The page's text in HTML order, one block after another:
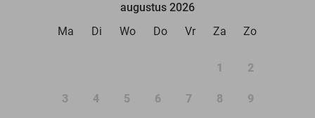
augustus 2026
Ma
Di Wo Do Vr Za Zo
1 2
3 4 5 6 7 8 9